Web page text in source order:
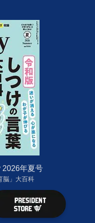
2026年夏号
脳」大百科